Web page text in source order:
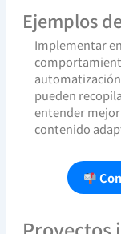
Ejemplos
Implementar
pueden
entender
contenido